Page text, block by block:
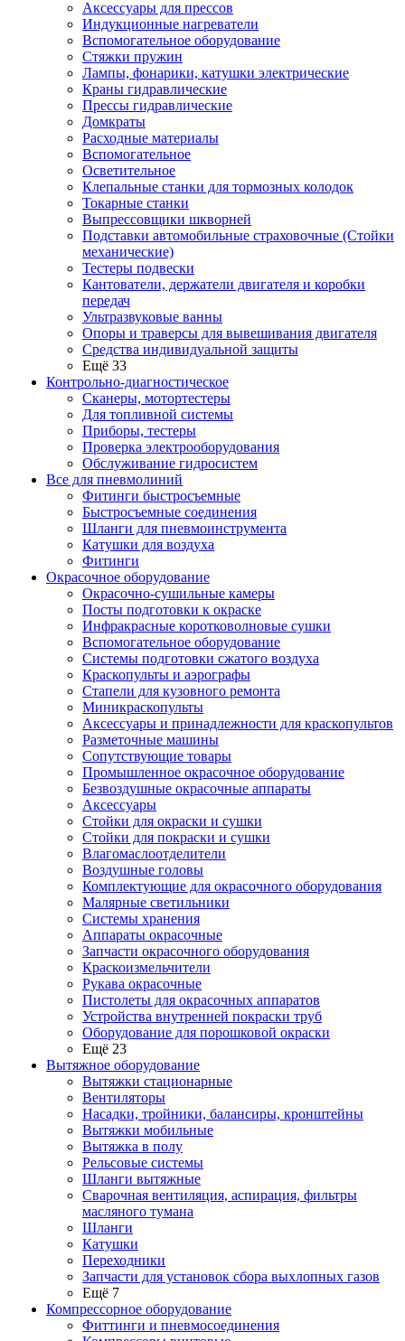
Аксессуары для прессов
Индукционные нагреватели
Вспомогательное оборудование
Стяжки пружин
Лампы, фонарики, катушки электрические
Краны гидравлические
Прессы гидравлические
Домкраты
Расходные материалы
Вспомогательное
Осветительное
Клепальные станки для тормозных колодок
Токарные станки
Выпрессовщики шкворней
Подставки автомобильные страховочные (Стойки
механические)
Тестеры подвески
Кантователи, держатели двигателя и коробки
передач
Ультразвуковые ванны
Опоры и траверсы для вывешивания двигателя
Средства индивидуальной защиты
Ещё 33
Контрольно-диагностическое
Сканеры, мотортестеры
Для топливной системы
Приборы, тестеры
Проверка электрооборудования
Обслуживание гидросистем
Все для пневмолиний
Фитинги быстросъемные
Быстросъемные соединения
Шланги для пневмоинструмента
Катушки для воздуха
Фитинги
Окрасочное оборудование
Окрасочно-сушильные камеры
Посты подготовки к окраске
Инфракрасные коротковолновые сушки
Вспомогательное оборудование
Системы подготовки сжатого воздуха
Краскопульты и аэрографы
Стапели для кузовного ремонта
Миникраскопульты
Аксессуары и принадлежности для краскопультов
Разметочные машины
Сопутствующие товары
Промышленное окрасочное оборудование
Безвоздушные окрасочные аппараты
Аксессуары
Стойки для окраски и сушки
Стойки для покраски и сушки
Влагомаслоотделители
Воздушные головы
Комплектующие для окрасочного оборудования
Малярные светильники
Системы хранения
Аппараты окрасочные
Запчасти окрасочного оборудования
Краскоизмельчители
Рукава окрасочные
Пистолеты для окрасочных аппаратов
Устройства внутренней покраски труб
Оборудование для порошковой окраски
Ещё 23
Вытяжное оборудование
Вытяжки стационарные
Вентиляторы
Насадки, тройники, балансиры, кронштейны
Вытяжки мобильные
Вытяжка в полу
Рельсовые системы
Шланги вытяжные
Сварочная вентиляция, аспирация, фильтры
масляного тумана
Шланги
Катушки
Переходники
Запчасти для установок сбора выхлопных газов
Ещё 7
Компрессорное оборудование
Фиттинги и пневмосоединения